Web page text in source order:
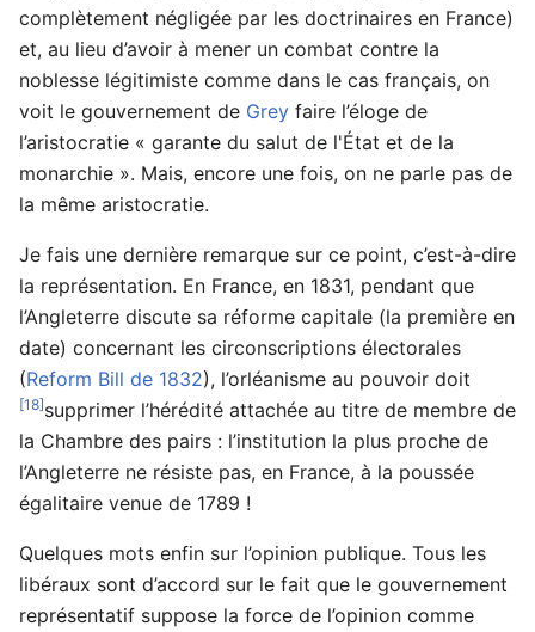
complètement négligée par les doctrinaires en France)
et, au lieu d’avoir à mener un combat contre la
noblesse légitimiste comme dans le cas français, on
voit le gouvernement de Grey faire l’éloge de
l’aristocratie « garante du salut de l'État et de la
monarchie ». Mais, encore une fois, on ne parle pas de
la même aristocratie.
Je fais une dernière remarque sur ce point, c’est-à-dire
la représentation. En France, en 1831, pendant que
l’Angleterre discute sa réforme capitale (la première en
date) concernant les circonscriptions électorales
(Reform Bill de 1832), l’orléanisme au pouvoir doit
[18]supprimer l’hérédité attachée au titre de membre de
la Chambre des pairs : l’institution la plus proche de
l’Angleterre ne résiste pas, en France, à la poussée
égalitaire venue de 1789 !
Quelques mots enfin sur l’opinion publique. Tous les
libéraux sont d’accord sur le fait que le gouvernement
représentatif suppose la force de l’opinion comme